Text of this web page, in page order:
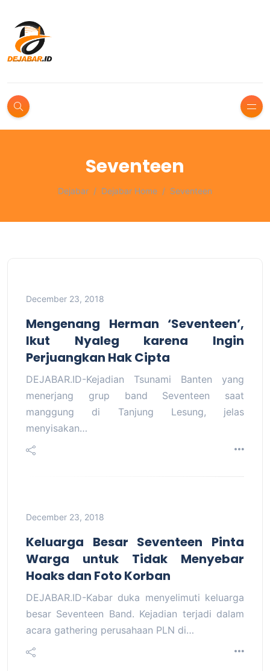
Seventeen
Dejabar Dejabar Home Seventeen
December 23, 2018
Mengenang Herman ‘Seventeen’,
Ikut Nyaleg karena Ingin
Perjuangkan Hak Cipta
DEJABAR.ID-Kejadian Tsunami Banten yang
menerjang grup band Seventeen saat
manggung di Tanjung Lesung, jelas
menyisakan…
December 23, 2018
Keluarga Besar Seventeen Pinta
Warga untuk Tidak Menyebar
Hoaks dan Foto Korban
DEJABAR.ID-Kabar duka menyelimuti keluarga
besar Seventeen Band. Kejadian terjadi dalam
acara gathering perusahaan PLN di…